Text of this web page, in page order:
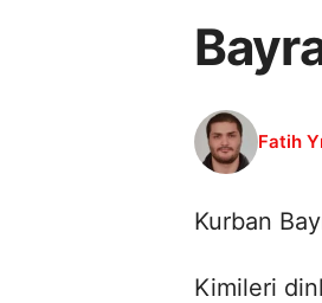
Fatih
Kurban
Kimileri